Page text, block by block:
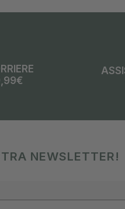
NEWSLETTER!